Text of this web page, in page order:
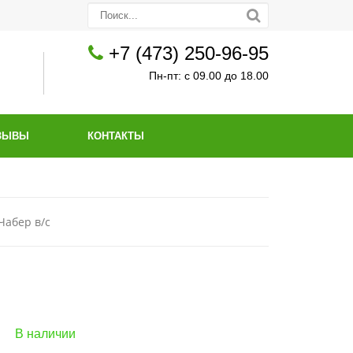
+7 (473) 250-96-95
Пн-пт: с 09.00 до 18.00
КОНТАКТЫ
в/с
В наличии